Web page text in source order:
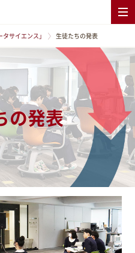
サイエンス」 生徒たちの発表
の発表